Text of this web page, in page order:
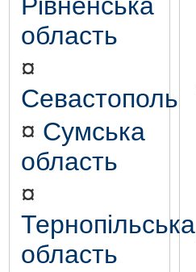
область
¤
Севастополь
¤ Сумська
область
¤
Тернопільська
область